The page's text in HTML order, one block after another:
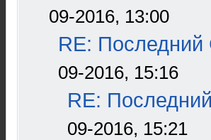
09-2016, 13:00
RE: Последний
09-2016, 15:16
RE:
09-2016, 15:21